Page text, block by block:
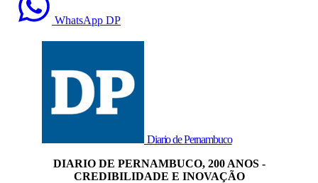
WhatsApp DP
Diario de Pernambuco
DIARIO DE PERNAMBUCO, 200 ANOS -
CREDIBILIDADE E INOVAÇÃO